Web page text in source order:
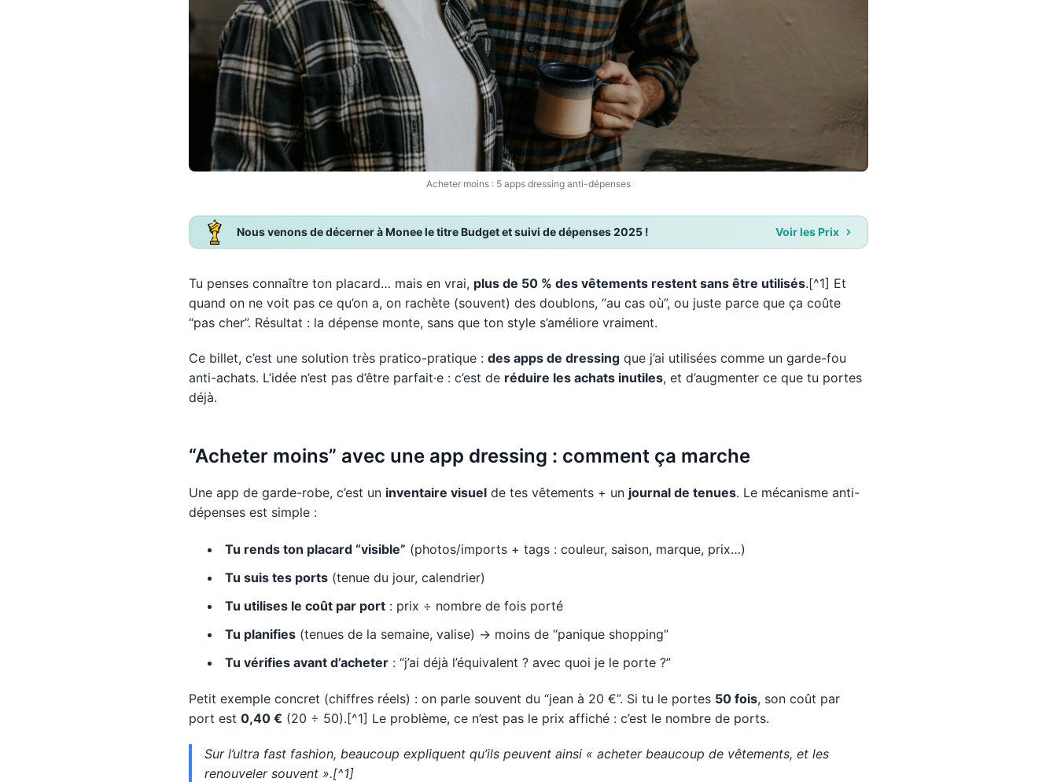
Acheter moins : 5 apps dressing anti-dépenses
Nous venons de décerner à Monee le titre Budget et suivi de dépenses 2025 ! Voir les Prix
Tu penses connaître ton placard… mais en vrai, plus de 50 % des vêtements restent sans être utilisés.[^1] Et
quand on ne voit pas ce qu’on a, on rachète (souvent) des doublons, “au cas où”, ou juste parce que ça coûte
“pas cher”. Résultat : la dépense monte, sans que ton style s’améliore vraiment.
Ce billet, c’est une solution très pratico-pratique : des apps de dressing que j’ai utilisées comme un garde-fou
anti-achats. L’idée n’est pas d’être parfait·e : c’est de réduire les achats inutiles, et d’augmenter ce que tu portes
déjà.
“Acheter moins” avec une app dressing : comment ça marche
Une app de garde-robe, c’est un inventaire visuel de tes vêtements + un journal de tenues. Le mécanisme anti-
dépenses est simple :
Tu rends ton placard “visible” (photos/imports + tags : couleur, saison, marque, prix…)
Tu suis tes ports (tenue du jour, calendrier)
Tu utilises le coût par port : prix ÷ nombre de fois porté
Tu planifies (tenues de la semaine, valise) → moins de “panique shopping”
Tu vérifies avant d’acheter : “j’ai déjà l’équivalent ? avec quoi je le porte ?”
Petit exemple concret (chiffres réels) : on parle souvent du “jean à 20 €”. Si tu le portes 50 fois, son coût par
port est 0,40 € (20 ÷ 50).[^1] Le problème, ce n’est pas le prix affiché : c’est le nombre de ports.
Sur l’ultra fast fashion, beaucoup expliquent qu’ils peuvent ainsi « acheter beaucoup de vêtements, et les
renouveler souvent ».[^1]